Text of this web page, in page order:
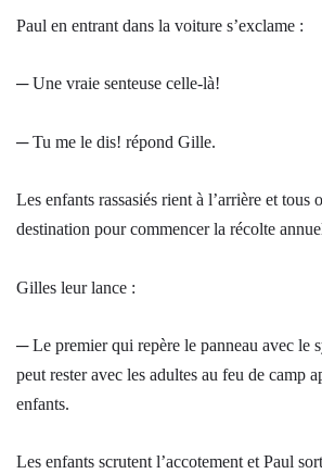
Paul en entrant dans la voiture s’exclame :
─ Une vraie senteuse celle-là!
─ Tu me le dis! répond Gille.
Les enfants rassasiés rient à l’arrière et tous
destination pour commencer la récolte
Gilles leur lance :
─ Le premier qui repère le panneau avec le
peut rester avec les adultes au feu de camp
enfants.
Les enfants scrutent l’accotement et Paul